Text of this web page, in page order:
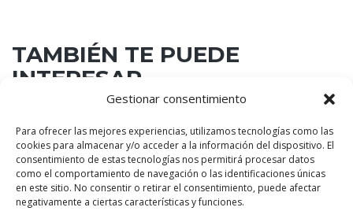
Gestionar consentimiento
Para ofrecer las mejores experiencias, utilizamos tecnologías como las
cookies para almacenar y/o acceder a la información del dispositivo. El
consentimiento de estas tecnologías nos permitirá procesar datos
como el comportamiento de navegación o las identificaciones únicas
en este sitio. No consentir o retirar el consentimiento, puede afectar
negativamente a ciertas características y funciones.
TAMBIÉN TE PUEDE
INTERESAR...
Franja encuentro medianera / cubierta
Mortero ignífugo Tecwool® F